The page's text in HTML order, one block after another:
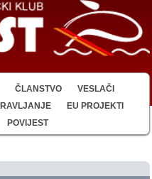
ČLANSTVO
VESLAČI
EU PROJEKTI
POVIJEST